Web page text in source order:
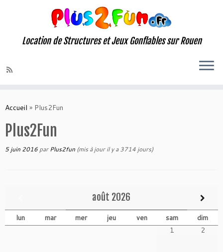
to
Location de Structures et Jeux Gonflables sur Rouen
Accueil » Plus2Fun
Plus2Fun
5 juin 2016 parPlus2fun (mis à jour il y a 3714 jours)
août 2026
lun mar mer jeu ven sam
dim
1
2